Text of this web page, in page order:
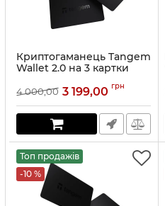
Криптогаманець Tangem
Wallet 2.0 на 3 картки
Артикул: TG128X3-B
4 000,00 3 199,00 грн
Топ продажів
-10 %